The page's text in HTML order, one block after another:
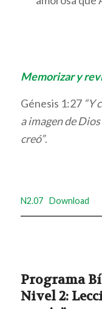
Memorizar y
Génesis 1:27 “Y
a imagen de
creó”.
N2.07 Download
Programa
Nivel 2: